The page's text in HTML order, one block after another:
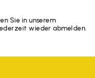
Sie in unserem
wieder abmelden.